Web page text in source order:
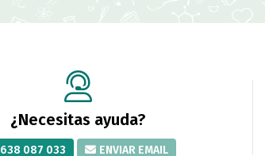
¿Necesitas ayuda?
638 087 033 ENVIAR EMAIL